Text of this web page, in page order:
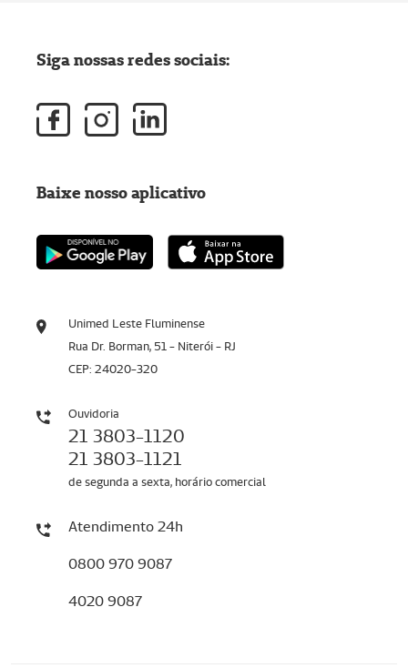
Unimed Leste Fluminense
Rua Dr. Borman, 51 - Niterói - RJ
CEP: 24020-320
Ouvidoria
21 3803-1120
21 3803-1121
de segunda a sexta, horário comercial
Atendimento 24h
0800 970 9087
4020 9087
Siga nossas redes sociais:
Baixe nosso aplicativo